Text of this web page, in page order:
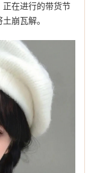
在进行的带货节
崩瓦解。